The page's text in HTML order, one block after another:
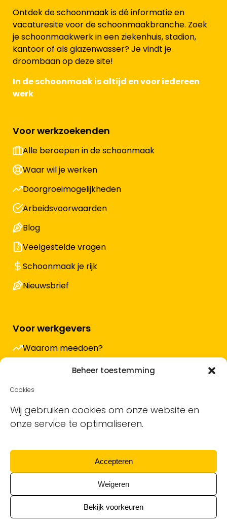
Beheer toestemming
Cookies
Wij gebruiken cookies om onze website en
onze service te optimaliseren.
Accepteren
Weigeren
Bekijk voorkeuren
Ontdek de schoonmaak is dé informatie en
vacaturesite voor de schoonmaakbranche. Zoek
je schoonmaakwerk in een ziekenhuis, stadion,
kantoor of als glazenwasser? Je vindt je
droombaan op deze site!
In de schoonmaak is altijd en voor iedereen
werk
Voor werkzoekenden
Alle beroepen in de schoonmaak
Waar wil je werken
Doorgroeimogelijkheden
Arbeidsvoorwaarden
Blog
Veelgestelde vragen
Schoonmaak je rijk
Nieuwsbrief
Voor werkgevers
Waarom meedoen?
Hoe werkt het en wat kost het?
Vacature plaatsen
Sollicitanten ontvangen
Blog